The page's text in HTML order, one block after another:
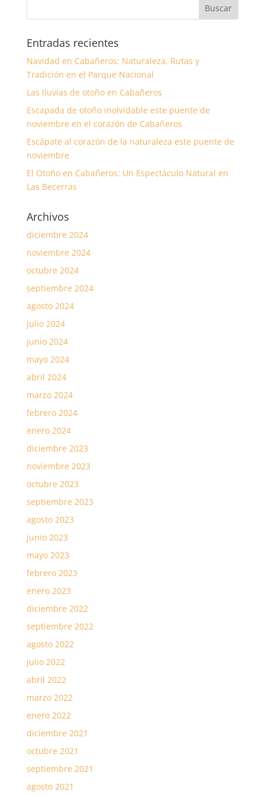
Entradas recientes
Navidad en Cabañeros: Naturaleza, Rutas y
Tradición en el Parque Nacional
Las lluvias de otoño en Cabañeros
Escapada de otoño inolvidable este puente de
noviembre en el corazón de Cabañeros
Escápate al corazón de la naturaleza este puente de
noviembre
El Otoño en Cabañeros: Un Espectáculo Natural en
Las Becerras
Archivos
diciembre 2024
noviembre 2024
octubre 2024
septiembre 2024
agosto 2024
julio 2024
junio 2024
mayo 2024
abril 2024
marzo 2024
febrero 2024
enero 2024
diciembre 2023
noviembre 2023
octubre 2023
septiembre 2023
agosto 2023
junio 2023
mayo 2023
febrero 2023
enero 2023
diciembre 2022
septiembre 2022
agosto 2022
julio 2022
abril 2022
marzo 2022
enero 2022
diciembre 2021
octubre 2021
septiembre 2021
agosto 2021